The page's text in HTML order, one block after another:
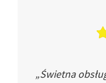
„Świetna